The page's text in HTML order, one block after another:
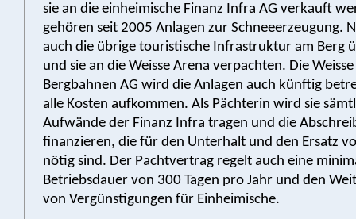
sie an die einheimische Finanz Infra AG verkauft
gehören seit 2005 Anlagen zur Schneeerzeugung.
auch die übrige touristische Infrastruktur am Berg
und sie an die Weisse Arena verpachten. Die
Bergbahnen AG wird die Anlagen auch künftig
alle Kosten aufkommen. Als Pächterin wird sie
Aufwände der Finanz Infra tragen und die
finanzieren, die für den Unterhalt und den Ersatz
nötig sind. Der Pachtvertrag regelt auch eine
Betriebsdauer von 300 Tagen pro Jahr und den
von Vergünstigungen für Einheimische.